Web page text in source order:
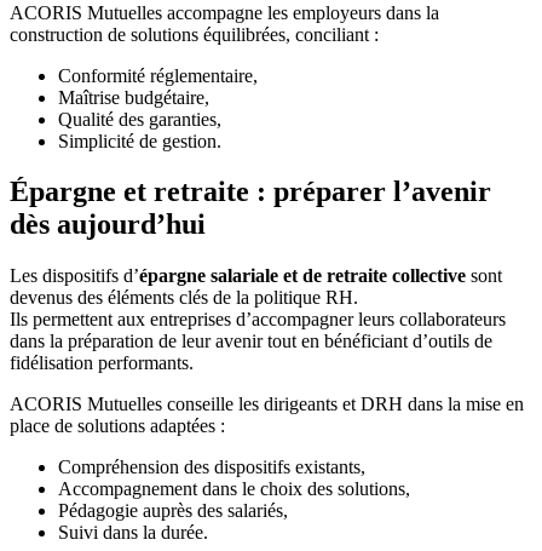
ACORIS Mutuelles accompagne les employeurs dans la
construction de solutions équilibrées, conciliant :
Conformité réglementaire,
Maîtrise budgétaire,
Qualité des garanties,
Simplicité de gestion.
Épargne et retraite : préparer l’avenir
dès aujourd’hui
Les dispositifs d’épargne salariale et de retraite collective sont
devenus des éléments clés de la politique RH.
Ils permettent aux entreprises d’accompagner leurs collaborateurs
dans la préparation de leur avenir tout en bénéficiant d’outils de
fidélisation performants.
ACORIS Mutuelles conseille les dirigeants et DRH dans la mise en
place de solutions adaptées :
Compréhension des dispositifs existants,
Accompagnement dans le choix des solutions,
Pédagogie auprès des salariés,
Suivi dans la durée.